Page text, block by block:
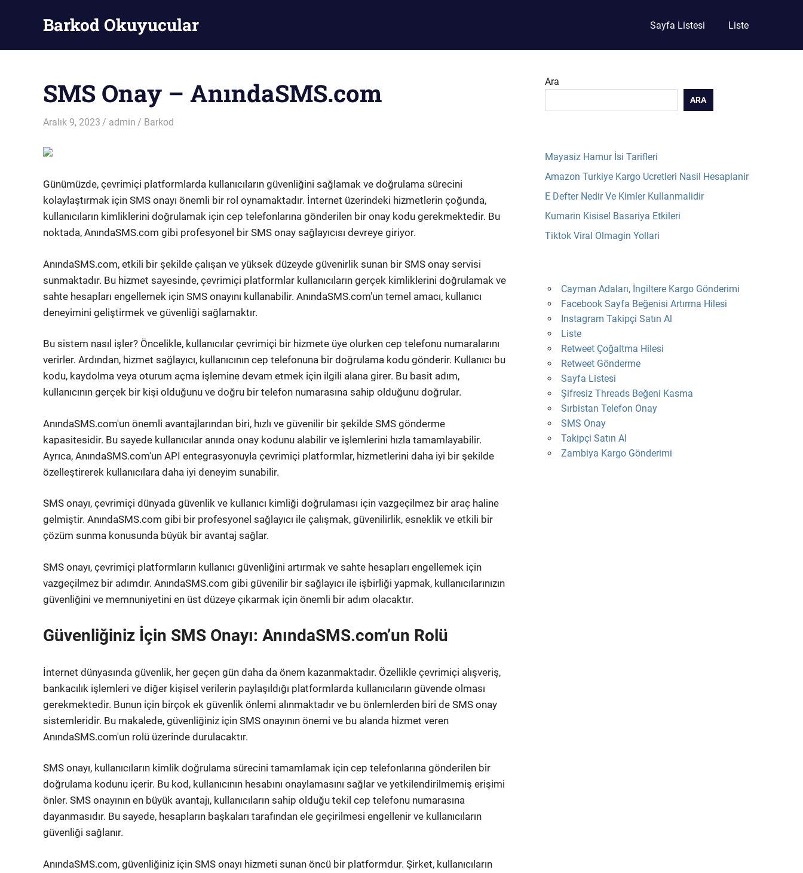
Barkod Okuyucular Sayfa Listesi Liste
SMS Onay – AnındaSMS.com
Aralık 9, 2023 admin Barkod
Günümüzde, çevrimiçi platformlarda kullanıcıların güvenliğini sağlamak ve doğrulama sürecini
kolaylaştırmak için SMS onayı önemli bir rol oynamaktadır. İnternet üzerindeki hizmetlerin çoğunda,
kullanıcıların kimliklerini doğrulamak için cep telefonlarına gönderilen bir onay kodu gerekmektedir. Bu
noktada, AnındaSMS.com gibi profesyonel bir SMS onay sağlayıcısı devreye giriyor.
AnındaSMS.com, etkili bir şekilde çalışan ve yüksek düzeyde güvenirlik sunan bir SMS onay servisi
sunmaktadır. Bu hizmet sayesinde, çevrimiçi platformlar kullanıcıların gerçek kimliklerini doğrulamak ve
sahte hesapları engellemek için SMS onayını kullanabilir. AnındaSMS.com'un temel amacı, kullanıcı
deneyimini geliştirmek ve güvenliği sağlamaktır.
Bu sistem nasıl işler? Öncelikle, kullanıcılar çevrimiçi bir hizmete üye olurken cep telefonu numaralarını
verirler. Ardından, hizmet sağlayıcı, kullanıcının cep telefonuna bir doğrulama kodu gönderir. Kullanıcı bu
kodu, kaydolma veya oturum açma işlemine devam etmek için ilgili alana girer. Bu basit adım,
kullanıcının gerçek bir kişi olduğunu ve doğru bir telefon numarasına sahip olduğunu doğrular.
AnındaSMS.com'un önemli avantajlarından biri, hızlı ve güvenilir bir şekilde SMS gönderme
kapasitesidir. Bu sayede kullanıcılar anında onay kodunu alabilir ve işlemlerini hızla tamamlayabilir.
Ayrıca, AnındaSMS.com'un API entegrasyonuyla çevrimiçi platformlar, hizmetlerini daha iyi bir şekilde
özelleştirerek kullanıcılara daha iyi deneyim sunabilir.
SMS onayı, çevrimiçi dünyada güvenlik ve kullanıcı kimliği doğrulaması için vazgeçilmez bir araç haline
gelmiştir. AnındaSMS.com gibi bir profesyonel sağlayıcı ile çalışmak, güvenilirlik, esneklik ve etkili bir
çözüm sunma konusunda büyük bir avantaj sağlar.
SMS onayı, çevrimiçi platformların kullanıcı güvenliğini artırmak ve sahte hesapları engellemek için
vazgeçilmez bir adımdır. AnındaSMS.com gibi güvenilir bir sağlayıcı ile işbirliği yapmak, kullanıcılarınızın
güvenliğini ve memnuniyetini en üst düzeye çıkarmak için önemli bir adım olacaktır.
Güvenliğiniz İçin SMS Onayı: AnındaSMS.com’un Rolü
İnternet dünyasında güvenlik, her geçen gün daha da önem kazanmaktadır. Özellikle çevrimiçi alışveriş,
bankacılık işlemleri ve diğer kişisel verilerin paylaşıldığı platformlarda kullanıcıların güvende olması
gerekmektedir. Bunun için birçok ek güvenlik önlemi alınmaktadır ve bu önlemlerden biri de SMS onay
sistemleridir. Bu makalede, güvenliğiniz için SMS onayının önemi ve bu alanda hizmet veren
AnındaSMS.com'un rolü üzerinde durulacaktır.
SMS onayı, kullanıcıların kimlik doğrulama sürecini tamamlamak için cep telefonlarına gönderilen bir
doğrulama kodunu içerir. Bu kod, kullanıcının hesabını onaylamasını sağlar ve yetkilendirilmemiş erişimi
önler. SMS onayının en büyük avantajı, kullanıcıların sahip olduğu tekil cep telefonu numarasına
dayanmasıdır. Bu sayede, hesapların başkaları tarafından ele geçirilmesi engellenir ve kullanıcıların
güvenliği sağlanır.
AnındaSMS.com, güvenliğiniz için SMS onayı hizmeti sunan öncü bir platformdur. Şirket, kullanıcıların
Ara
ARA
Mayasiz Hamur İsi Tarifleri
Amazon Turkiye Kargo Ucretleri Nasil Hesaplanir
E Defter Nedir Ve Kimler Kullanmalidir
Kumarin Kisisel Basariya Etkileri
Tiktok Viral Olmagin Yollari
Cayman Adaları, İngiltere Kargo Gönderimi
Facebook Sayfa Beğenisi Artırma Hilesi
Instagram Takipçi Satın Al
Liste
Retweet Çoğaltma Hilesi
Retweet Gönderme
Sayfa Listesi
Şifresiz Threads Beğeni Kasma
Sırbistan Telefon Onay
SMS Onay
Takipçi Satın Al
Zambiya Kargo Gönderimi